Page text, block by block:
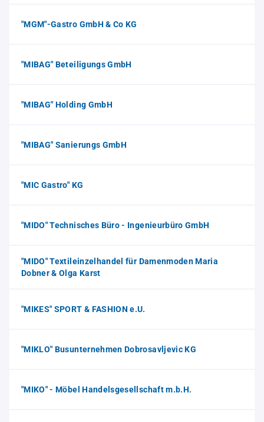
"MGM"-Gastro GmbH & Co KG
"MIBAG" Beteiligungs GmbH
"MIBAG" Holding GmbH
"MIBAG" Sanierungs GmbH
"MIC Gastro" KG
"MIDO" Technisches Büro - Ingenieurbüro GmbH
"MIDO" Textileinzelhandel für Damenmoden Maria
Dobner & Olga Karst
"MIKES" SPORT & FASHION e.U.
"MIKLO" Busunternehmen Dobrosavljevic KG
"MIKO" - Möbel Handelsgesellschaft m.b.H.